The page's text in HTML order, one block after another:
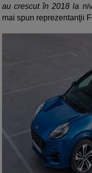
au crescut în 2018 la
mai spun reprezentanţii